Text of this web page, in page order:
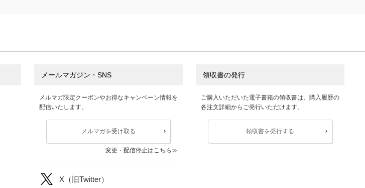
メールマガジン・SNS
メルマガ限定クーポンやお得なキャンペーン情報を
配信いたします。
メルマガを受け取る
変更・配信停止はこちら
X（旧Twitter）
領収書の発行
ご購入いただいた電子書籍の領収書は、購入履歴の
各注文詳細からご発行いただけます。
領収書を発行する